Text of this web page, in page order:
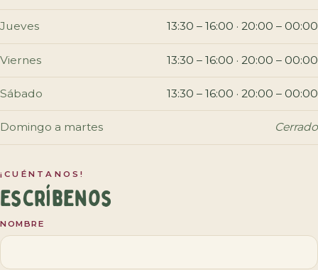
Jueves 13:30 – 16:00 · 20:00 – 00:00
Viernes 13:30 – 16:00 · 20:00 – 00:00
Sábado 13:30 – 16:00 · 20:00 – 00:00
Domingo a martes Cerrado
¡CUÉNTANOS!
Escríbenos
NOMBRE